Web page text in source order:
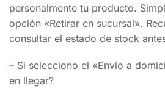
personalmente tu producto.
opción «Retirar en sucursal».
consultar el estado de stock
– Si selecciono el «Envío a
en llegar?